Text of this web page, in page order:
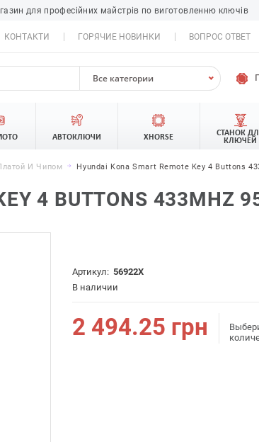
для професійних майстрів по виготовленню ключів
КОНТАКТИ ГОРЯЧИЕ НОВИНКИ ВОПРОС ОТВЕТ
Все категории
АВТОКЛЮЧИ XHORSE
СТАНОК
КЛЮЧЕЙ
И Чипом Hyundai Kona Smart Remote Key 4 Buttons
4 BUTTONS 433MHZ
Артикул: 56922X
В наличии
2 494.25 грн